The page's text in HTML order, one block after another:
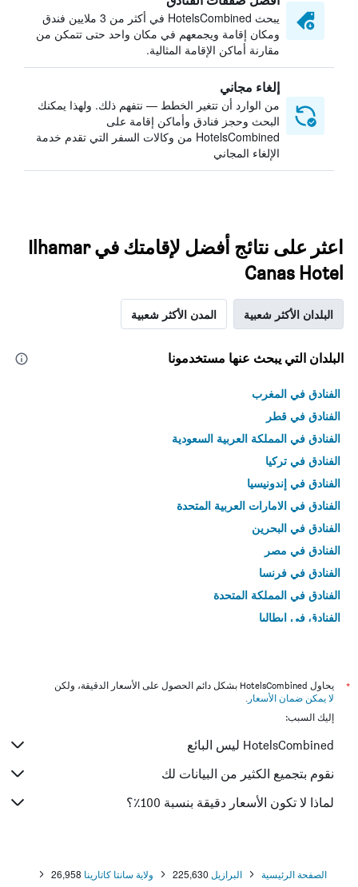
يبحث HotelsCombined في أكثر من 3 ملايين فندق
ومكان إقامة ويجمعهم في مكان واحد حتى تتمكن من
مقارنة أماكن الإقامة المثالية.
إلغاء مجاني
من الوارد أن تتغير الخطط — نتفهم ذلك. ولهذا يمكنك
البحث وحجز فنادق وأماكن إقامة على
HotelsCombined من وكالات السفر التي تقدم خدمة
الإلغاء المجاني
اعثر على نتائج أفضل لإقامتك في Ilhamar
Canas Hotel
البلدان الأكثر شعبية المدن الأكثر شعبية
البلدان التي يبحث عنها مستخدمونا
الفنادق في المغرب
الفنادق في قطر
الفنادق في المملكة العربية السعودية
الفنادق في تركيا
الفنادق في إندونيسيا
الفنادق في الامارات العربية المتحدة
الفنادق في البحرين
الفنادق في مصر
الفنادق في فرنسا
الفنادق في المملكة المتحدة
الفنادق في إيطاليا
*
يحاول HotelsCombined بشكل دائم الحصول على الأسعار الدقيقة، ولكن
لا يمكن ضمان الأسعار .
إليك السبب:
HotelsCombined ليس البائع
نقوم بتجميع الكثير من البيانات لك
لماذا لا تكون الأسعار دقيقة بنسبة 100٪؟
الصفحة الرئيسية البرازيل 225,630 ولاية سانتا كاتارينا 26,958